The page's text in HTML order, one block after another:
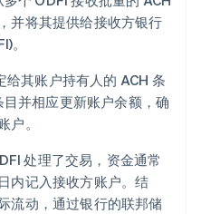
并将其提供给接收方银行
。
给其账户持有人的 ACH 条
并相应更新账户余额，确
户。
处理了交易，资金通常
内记入接收方账户。结
流动，通过银行的联邦储